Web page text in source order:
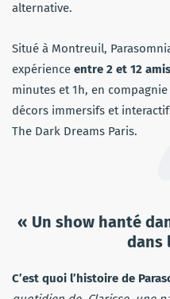
alternative.
Situé à Montreuil,
expérience entre 2 et 12 amis
minutes et 1h, en
décors immersifs et
The Dark Dreams Paris.
« Un show hanté
dans
C’est quoi l’histoire de